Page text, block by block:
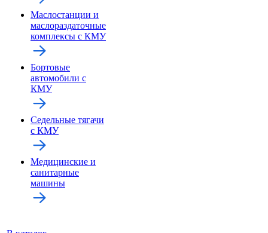
Маслостанции и
маслораздаточные
комплексы с КМУ
Бортовые
автомобили с
КМУ
Седельные тягачи
с КМУ
Медицинские и
санитарные
машины